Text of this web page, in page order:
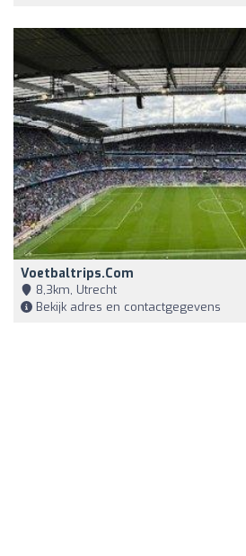
Voetbaltrips.com
8,3km, Utrecht
Bekijk adres en contactgegevens